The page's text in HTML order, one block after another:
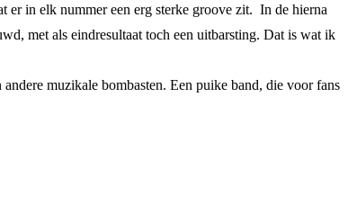
er in elk nummer een erg sterke groove zit. In de hierna
met als eindresultaat toch een uitbarsting. Dat is wat ik
muzikale bombasten. Een puike band, die voor fans